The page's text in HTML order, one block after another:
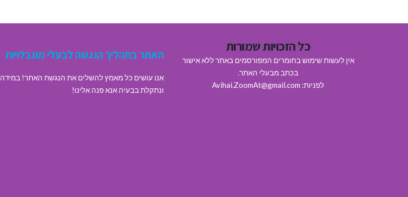
כל הזכויות שמורות
אין לעשות שימוש בחומרים המפורסמים באתר ללא אישור
בכתב מבעלי האתר.
לפניות: Avihai.ZoomAt@gmail.com
האתר בתהליך הנגשה לבעלי מוגבלויות
אנו עושים כל מאמץ להשלים את הנגשת האתר! במידה
ונתקלת בבעיה אנא פנה אלינו!